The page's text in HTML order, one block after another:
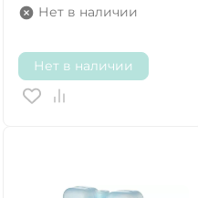
Нет в наличии
Нет в наличии